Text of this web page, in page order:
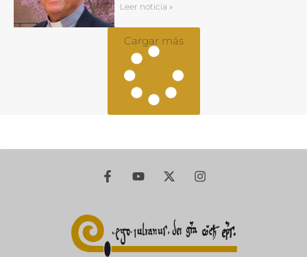
Leer noticia »
Cargar más